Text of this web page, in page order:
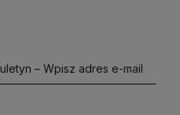
– Wpisz adres e-mail